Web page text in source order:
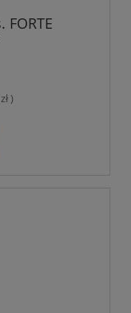
FORTE
)